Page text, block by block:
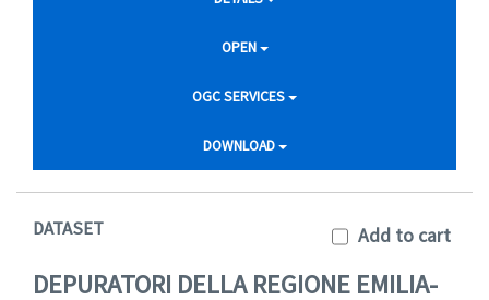
OPEN
OGC SERVICES
DOWNLOAD
DATASET Add to cart
DEPURATORI DELLA REGIONE EMILIA-